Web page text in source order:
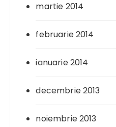
martie 2014
februarie 2014
ianuarie 2014
decembrie 2013
noiembrie 2013